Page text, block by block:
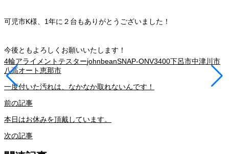
可児市K様、1年に２台もありがとうございました！
今後ともよろしくお願いいたします！
4輪アライメントテスターjohnbeanSNAP-ONV3400下呂市中津川市
八高オート恵那市
一度付いた汚れは、なかなか取れないんです！
前の記事
本日はお休みを頂戴しています。
次の記事